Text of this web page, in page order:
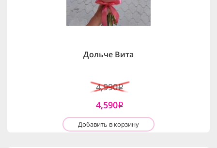
Дольче Вита
4,990i
4,590i
Добавить в корзину